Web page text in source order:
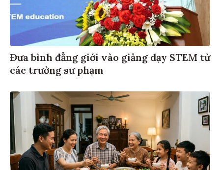
Đưa bình đẳng giới vào giảng dạy STEM từ
các trường sư phạm